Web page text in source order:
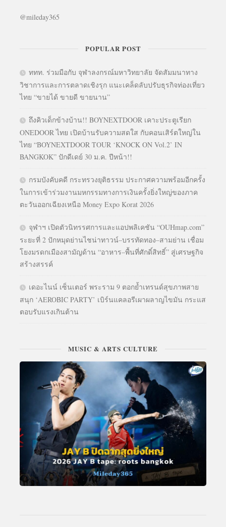
@mileday365
POPULAR POST
ททท. ร่วมมือกับ จุฬาลงกรณ์มหาวิทยาลัย จัดสัมมนาทาง
วิชาการและการตลาดเชิงรุก แนะเคล็ดลับปรับธุรกิจท่องเที่ยว
ไทย “ขายได้ ขายดี ขายนาน”
ถึงคิวเด็กข้างบ้าน!! BOYNEXTDOOR เคาะประตูเรียก
ONEDOOR ไทย เปิดบ้านรับความสดใส กับคอนเสิร์ตใหญ่ใน
ไทย “BOYNEXTDOOR TOUR ‘KNOCK ON Vol.2’ IN
BANGKOK” ปักดีเดย์ 30 ม.ค. ปีหน้า!!
กรมบังคับคดี กระทรวงยุติธรรม ประกาศความพร้อมอีกครั้ง
ในการเข้าร่วมงานมหกรรมทางการเงินครั้งยิ่งใหญ่ของภาค
ตะวันออกเฉียงเหนือ Money Expo Korat 2026
จุฬาฯ เปิดตัวนิทรรศการและแอปพลิเคชัน “OUHmap.com”
ระยะที่ 2 ปักหมุดย่านไชน่าทาวน์–บรรทัดทอง–สามย่าน เชื่อม
โยงมรดกเมืองสามัญด้าน “อาหาร–พื้นที่ศักดิ์สิทธิ์” สู่เศรษฐกิจ
สร้างสรรค์
เดอะไนน์ เซ็นเตอร์ พระราม 9 ตอกย้ำเทรนด์สุขภาพสาย
สนุก ‘AEROBIC PARTY’ เบิร์นแคลอรีเผาผลาญไขมัน กระแส
ตอบรับแรงเกินต้าน
MUSIC & ARTS CULTURE